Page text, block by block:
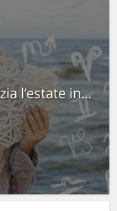
l’estate in...